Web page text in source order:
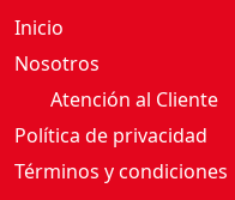
Inicio
Nosotros
Atención al Cliente
Política de privacidad
Términos y condiciones